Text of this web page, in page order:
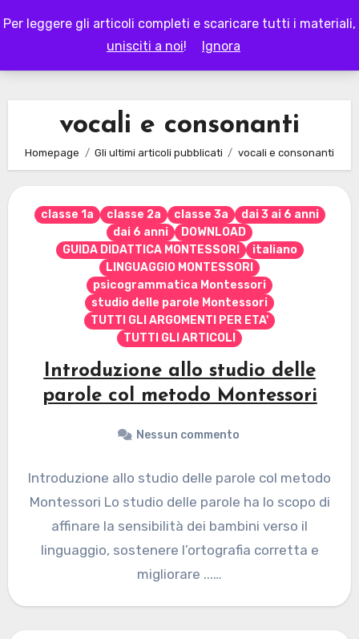
Per leggere gli articoli completi e scaricare tutti i materiali,
unisciti a noi! Ignora
to
LAPAPPADOLCE
vocali e consonanti
Homepage Gli ultimi articoli pubblicati vocali e consonanti
classe 1a classe 2a classe 3a
dai 3 ai 6 anni
dai 6 anni
DOWNLOAD
GUIDA DIDATTICA MONTESSORI
italiano
LINGUAGGIO MONTESSORI
psicogrammatica Montessori
studio delle parole Montessori
TUTTI GLI ARGOMENTI PER ETA'
TUTTI GLI ARTICOLI
Introduzione allo studio delle
parole col metodo Montessori
Nessun commento
Introduzione allo studio delle parole col metodo
Montessori Lo studio delle parole ha lo scopo di
affinare la sensibilità dei bambini verso il
linguaggio, sostenere l’ortografia corretta e
migliorare ...…